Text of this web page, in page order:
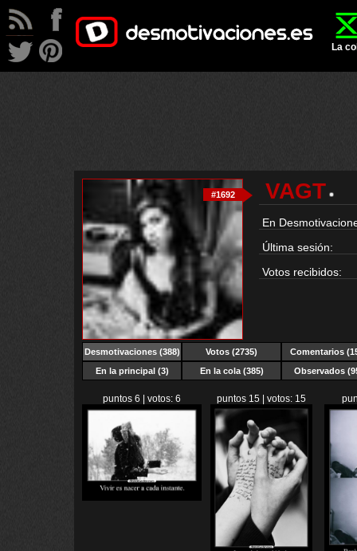
La
#1692 VAGT
En
Última sesión:
Votos recibidos:
Desmotivaciones(388) Votos (2735)
Comentarios
En la principal (3)
En la cola (385) Observados
puntos 6 | votos: 6 puntos 15 | votos: 15